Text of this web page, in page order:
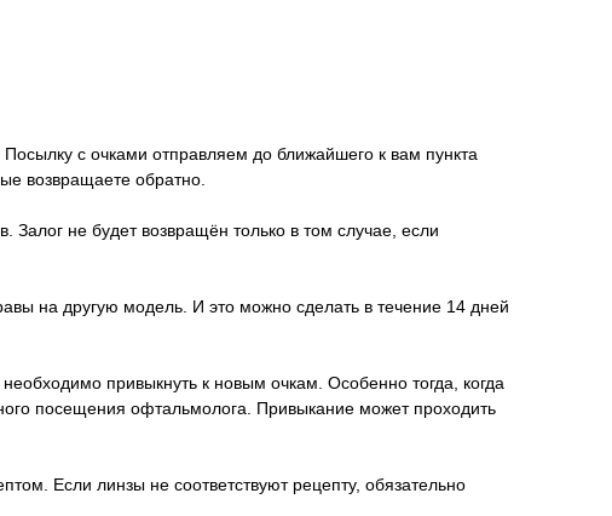
с очками отправляем до ближайшего к вам пункта
возвращаете обратно.
Залог не будет возвращён только в том случае, если
на другую модель. И это можно сделать в течение 14 дней
привыкнуть к новым очкам. Особенно тогда, когда
посещения офтальмолога. Привыкание может проходить
Если линзы не соответствуют рецепту, обязательно